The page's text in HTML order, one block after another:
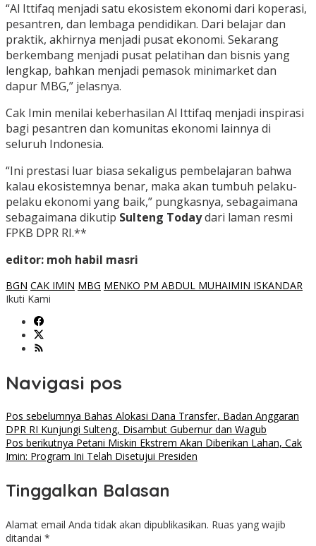
“Al Ittifaq menjadi satu ekosistem ekonomi dari koperasi,
pesantren, dan lembaga pendidikan. Dari belajar dan
praktik, akhirnya menjadi pusat ekonomi. Sekarang
berkembang menjadi pusat pelatihan dan bisnis yang
lengkap, bahkan menjadi pemasok minimarket dan
dapur MBG,” jelasnya.
Cak Imin menilai keberhasilan Al Ittifaq menjadi inspirasi
bagi pesantren dan komunitas ekonomi lainnya di
seluruh Indonesia.
“Ini prestasi luar biasa sekaligus pembelajaran bahwa
kalau ekosistemnya benar, maka akan tumbuh pelaku-
pelaku ekonomi yang baik,” pungkasnya, sebagaimana
sebagaimana dikutip Sulteng Todaydari laman resmi
FPKB DPR RI.**
editor: moh habil masri
BGN CAK IMIN MBG MENKO PM ABDUL MUHAIMIN ISKANDAR
Ikuti Kami
Navigasi pos
Pos sebelumnya Bahas Alokasi Dana Transfer, Badan Anggaran
DPR RI Kunjungi Sulteng, Disambut Gubernur dan Wagub
Pos berikutnya Petani Miskin Ekstrem Akan Diberikan Lahan, Cak
Imin: Program Ini Telah Disetujui Presiden
Tinggalkan Balasan
Alamat email Anda tidak akan dipublikasikan. Ruas yang wajib
ditandai *